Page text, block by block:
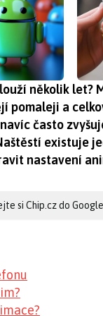
několik let?
pomaleji a
často
existuje
nastavení
si Chip.cz do